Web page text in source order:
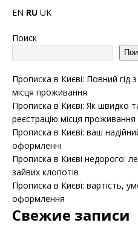
EN RU UK
Поиск
Прописка в Києві: Повний гід
місця проживання
Прописка в Києві: Як швидко
реєстрацію місця проживання
Прописка в Києві: ваш
оформленні
Прописка в Києві недорого:
зайвих клопотів
Прописка в Києві: вартість,
оформлення
Свежие записи